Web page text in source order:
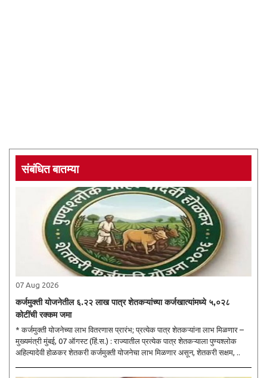
संबंधित बातम्या
07 Aug 2026
कर्जमुक्ती योजनेतील ६.२२ लाख पात्र शेतकऱ्यांच्या कर्जखात्यांमध्ये ५,०२८
कोटींची रक्कम जमा
* कर्जमुक्ती योजनेच्या लाभ वितरणास प्रारंभ; प्रत्येक पात्र शेतकऱ्यांना लाभ मिळणार –
मुख्यमंत्री मुंबई, 07 ऑगस्ट (हिं.स.) : राज्यातील प्रत्येक पात्र शेतकऱ्याला पुण्यश्लोक
अहिल्यादेवी होळकर शेतकरी कर्जमुक्ती योजनेचा लाभ मिळणार असून, शेतकरी सक्षम, ..